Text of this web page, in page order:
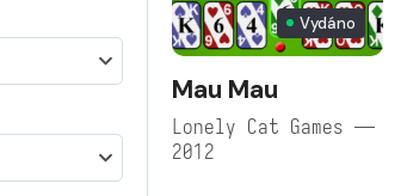
Vydáno
Mau Mau
Lonely Cat Games —
2012